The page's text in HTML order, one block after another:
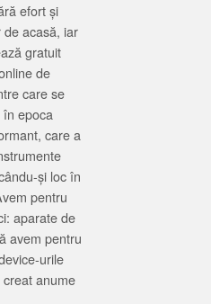
efort și
acasă, iar
gratuit
de
care se
epoca
care a
și loc în
pentru
aparate de
avem pentru
urile
anume